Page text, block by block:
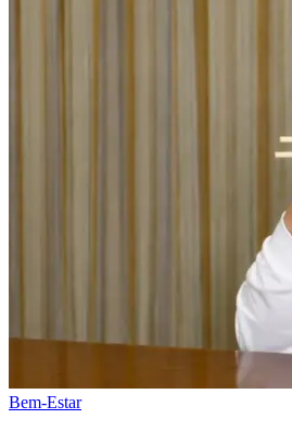
Bem-Estar